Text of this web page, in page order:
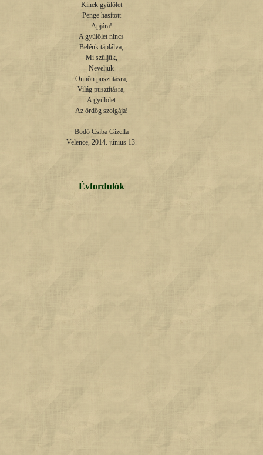
Kinek gyűlölet
Penge hasított
Apjára!
A gyűlölet nincs
Belénk táplálva,
Mi szüljük,
Neveljük
Önnön pusztításra,
Világ pusztításra,
A gyűlölet
Az ördög szolgája!
Bodó Csiba Gizella
Velence, 2014. június 13.
Évfordulók